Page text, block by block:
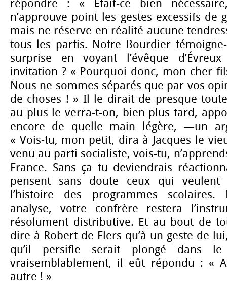
répondre : « Était-ce bien
n’approuve point les gestes excessifs de
mais ne réserve en réalité aucune
tous les partis. Notre Bourdier
surprise en voyant l’évêque
invitation ? « Pourquoi donc, mon cher
Nous ne sommes séparés que par vos
de choses ! » Il le dirait de presque
au plus le verra-t-on, bien plus tard,
encore de quelle main légère, —un
« Vois-tu, mon petit, dira à Jacques le
venu au parti socialiste, vois-tu,
France. Sans ça tu deviendrais
pensent sans doute ceux qui veulent
l’histoire des programmes
analyse, votre confrère restera
résolument distributive. Et au bout de
dire à Robert de Flers qu’à un geste de
qu’il persifle serait plongé dans
vraisemblablement, il eût répondu : «
autre ! »